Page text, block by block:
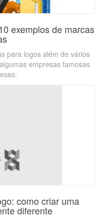
exemplos de marcas
para logos além de vários
empresas famosas
como criar uma
diferente